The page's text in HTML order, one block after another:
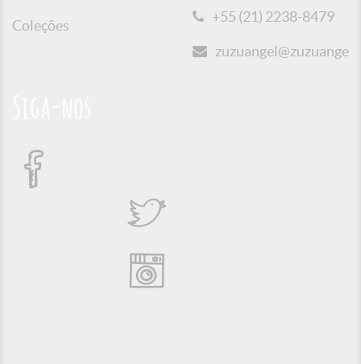
Coleções
+55 (21) 2238-8479